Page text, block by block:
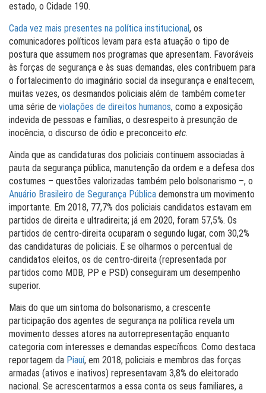
estado, o Cidade 190.
Cada vez mais presentes na política institucional, os
comunicadores políticos levam para esta atuação o tipo de
postura que assumem nos programas que apresentam. Favoráveis
às forças de segurança e às suas demandas, eles contribuem para
o fortalecimento do imaginário social da insegurança e enaltecem,
muitas vezes, os desmandos policiais além de também cometer
uma série de violações de direitos humanos, como a exposição
indevida de pessoas e famílias, o desrespeito à presunção de
inocência, o discurso de ódio e preconceito etc.
Ainda que as candidaturas dos policiais continuem associadas à
pauta da segurança pública, manutenção da ordem e a defesa dos
costumes – questões valorizadas também pelo bolsonarismo –, o
Anuário Brasileiro de Segurança Pública demonstra um movimento
importante. Em 2018, 77,7% dos policiais candidatos estavam em
partidos de direita e ultradireita; já em 2020, foram 57,5%. Os
partidos de centro-direita ocuparam o segundo lugar, com 30,2%
das candidaturas de policiais. E se olharmos o percentual de
candidatos eleitos, os de centro-direita (representada por
partidos como MDB, PP e PSD) conseguiram um desempenho
superior.
Mais do que um sintoma do bolsonarismo, a crescente
participação dos agentes de segurança na política revela um
movimento desses atores na autorrepresentação enquanto
categoria com interesses e demandas específicos. Como destaca
reportagem da Piauí, em 2018, policiais e membros das forças
armadas (ativos e inativos) representavam 3,8% do eleitorado
nacional. Se acrescentarmos a essa conta os seus familiares, a